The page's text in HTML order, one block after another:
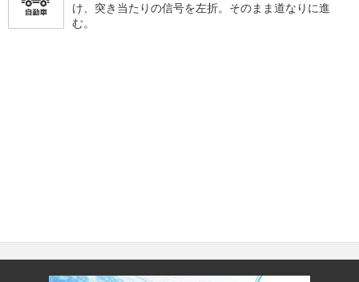
け、突き当たりの信号を左折。そのまま道なりに進
む。